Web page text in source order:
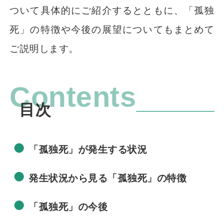
ついて具体的にご紹介するとともに、「孤独
死」の特徴や今後の展望についてもまとめて
ご説明します。
Contents
「孤独死」が発生する状況
発生状況から見る「孤独死」の特徴
「孤独死」の今後